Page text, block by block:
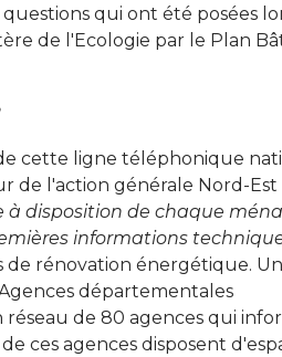
qui ont été posées
de l'Ecologie par le Plan
cette ligne téléphonique
de l'action générale Nord-Est
à disposition de chaque
informations
de rénovation énergétique. Un
départementales
de 80 agences qui
ces agences disposent